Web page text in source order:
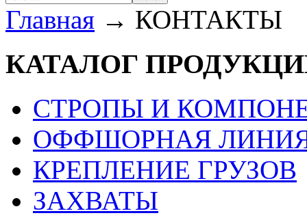
Главная → КОНТАКТЫ
КАТАЛОГ
СТРОПЫ И
ОФФШОРНАЯ
КРЕПЛЕНИЕ ГРУЗОВ
ЗАХВАТЫ